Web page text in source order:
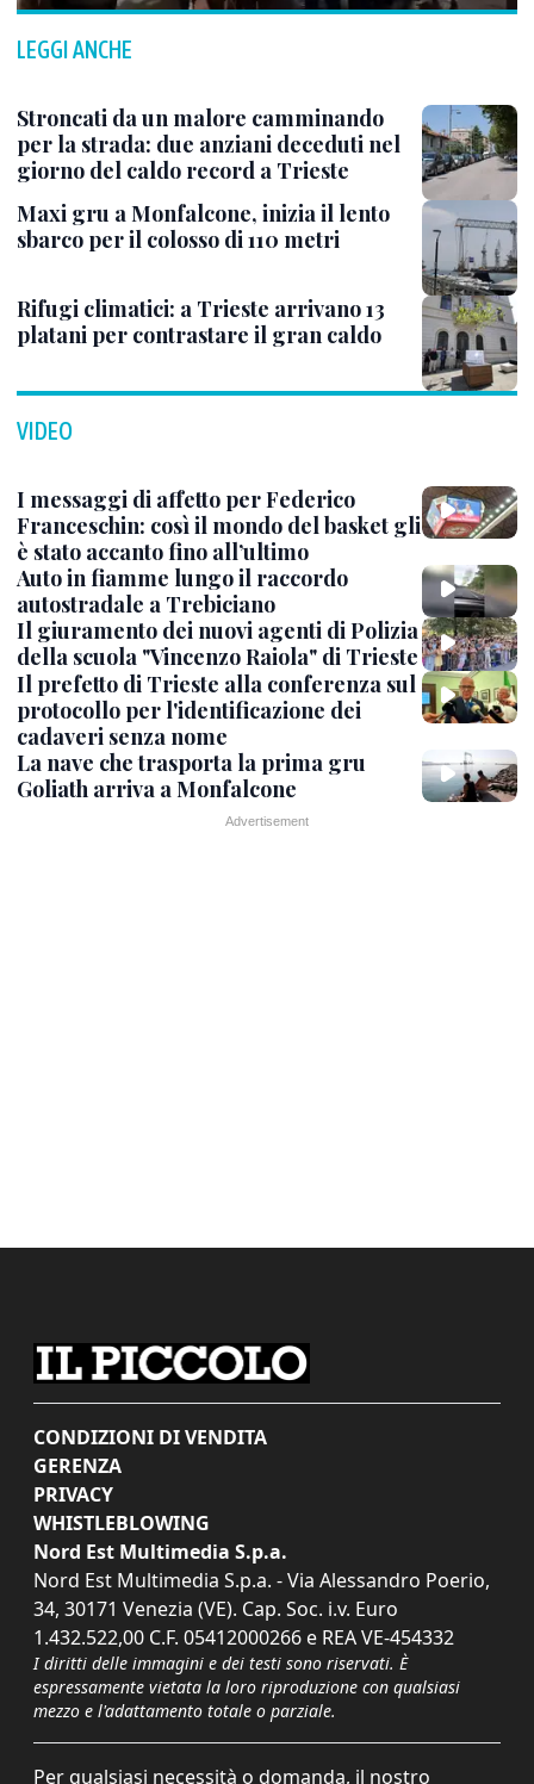
LEGGI ANCHE
Stroncati da un malore camminando
per la strada: due anziani deceduti nel
giorno del caldo record a Trieste
Maxi gru a Monfalcone, inizia il lento
sbarco per il colosso di 110 metri
Rifugi climatici: a Trieste arrivano 13
platani per contrastare il gran caldo
VIDEO
I messaggi di affetto per Federico
Franceschin: così il mondo del basket gli
è stato accanto fino all’ultimo
Auto in fiamme lungo il raccordo
autostradale a Trebiciano
Il giuramento dei nuovi agenti di Polizia
della scuola "Vincenzo Raiola" di Trieste
Il prefetto di Trieste alla conferenza sul
protocollo per l'identificazione dei
cadaveri senza nome
La nave che trasporta la prima gru
Goliath arriva a Monfalcone
CONDIZIONI DI VENDITA
GERENZA
PRIVACY
WHISTLEBLOWING
Nord Est Multimedia S.p.a.
Nord Est Multimedia S.p.a. - Via Alessandro Poerio,
34, 30171 Venezia (VE). Cap. Soc. i.v. Euro
1.432.522,00 C.F. 05412000266 e REA VE-454332
I diritti delle immagini e dei testi sono riservati. È
espressamente vietata la loro riproduzione con qualsiasi
mezzo e l'adattamento totale o parziale.
Per qualsiasi necessità o domanda, il nostro